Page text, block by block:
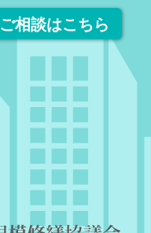
ご相談はこちら